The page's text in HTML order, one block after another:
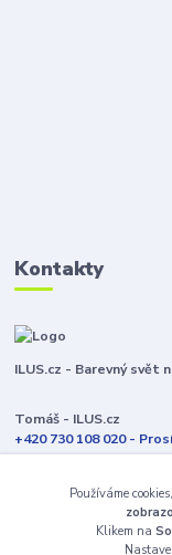
Kontakty
ILUS.cz - Barevný svět
Tomáš - ILUS.cz
+420 730 108 020 -
Jsme většinu času ve
info@ilus.cz
Používáme
Klikem na